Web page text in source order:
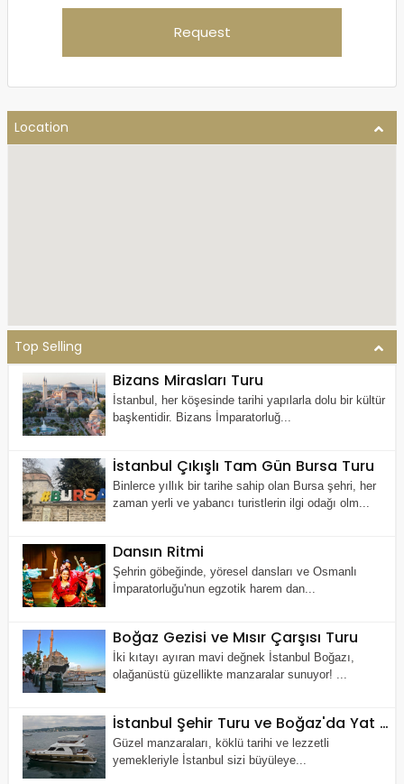
Request
Location
Top Selling
Bizans Mirasları Turu
İstanbul, her köşesinde tarihi yapılarla dolu bir kültür
başkentidir. Bizans İmparatorluğ...
İstanbul Çıkışlı Tam Gün Bursa Turu
Binlerce yıllık bir tarihe sahip olan Bursa şehri, her
zaman yerli ve yabancı turistlerin ilgi odağı olm...
Dansın Ritmi
Şehrin göbeğinde, yöresel dansları ve Osmanlı
İmparatorluğu'nun egzotik harem dan...
Boğaz Gezisi ve Mısır Çarşısı Turu
İki kıtayı ayıran mavi değnek İstanbul Boğazı,
olağanüstü güzellikte manzaralar sunuyor! ...
İstanbul Şehir Turu ve Boğaz'da Yat Gezisi
Güzel manzaraları, köklü tarihi ve lezzetli
yemekleriyle İstanbul sizi büyüleye...